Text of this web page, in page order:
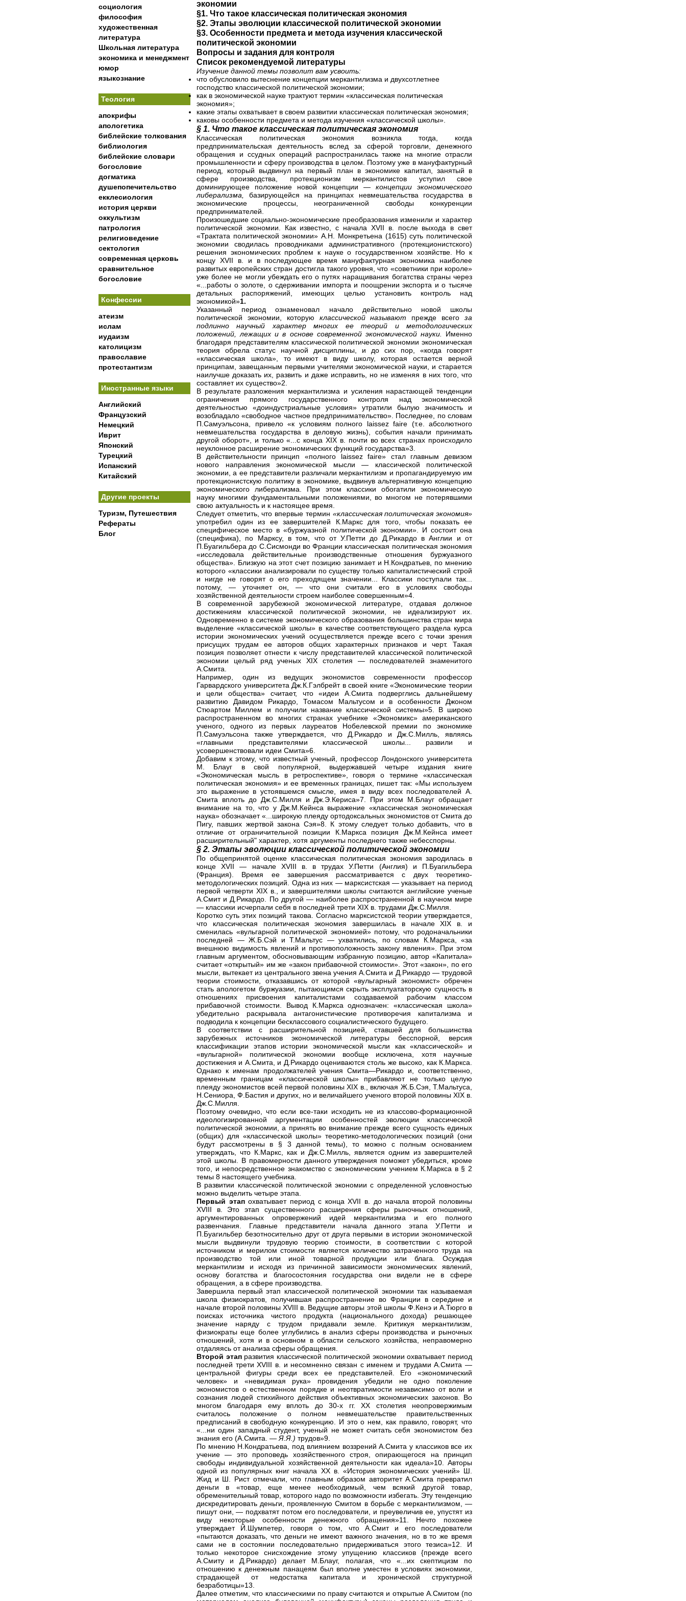
социология
философия
художественная
литература
Школьная литература
экономика и менеджмент
юмор
языкознание
Теология
апокрифы
апологетика
библейские толкования
библиология
библейские словари
богословие
догматика
душепопечительство
екклесиология
история церкви
оккультизм
патрология
религиоведение
сектология
современная церковь
сравнительное
богословие
Конфессии
атеизм
ислам
иудаизм
католицизм
православие
протестантизм
Иностранные языки
Английский
Французский
Немецкий
Иврит
Японский
Турецкий
Испанский
Китайский
Другие проекты
Туризм, Путешествия
Рефераты
Блог
экономии
§1. Что такое классическая политическая экономия
§2. Этапы эволюции классической политической экономии
§3. Особенности предмета и метода изучения классической
политической экономии
Вопросы и задания для контроля
Список рекомендуемой литературы
Изучение данной темы позволит вам усвоить:
что обусловило вытеснение концепции меркантилизма и двухсотлетнее
господство классической политической экономии;
как в экономической науке трактуют термин «классическая политическая
экономия»;
какие этапы охватывает в своем развитии классическая политическая экономия;
каковы особенности предмета и метода изучения «классической школы».
§ 1. Что такое классическая политическая экономия
Классическая политическая экономия возникла тогда, когда
предпринимательская деятельность вслед за сферой торговли, денежного
обращения и ссудных операций распространилась также на многие отрасли
промышленности и сферу производства в целом. Поэтому уже в мануфактурный
период, который выдвинул на первый план в экономике капитал, занятый в
сфере производства, протекционизм меркантилистов уступил свое
доминирующее положение новой концепции — концепции экономического
либерализма, базирующейся на принципах невмешательства государства в
экономические процессы, неограниченной свободы конкуренции
предпринимателей.
Произошедшие социально-экономические преобразования изменили и характер
политической экономии. Как известно, с начала XVII в. после выхода в свет
«Трактата политической экономии» А.Н. Монкретьена (1615) суть политической
экономии сводилась проводниками административного (протекционистского)
решения экономических проблем к науке о государственном хозяйстве. Но к
концу XVII в. и в последующее время мануфактурная экономика наиболее
развитых европейских стран достигла такого уровня, что «советники при короле»
уже более не могли убеждать его о путях наращивания богатства страны через
«...работы о золоте, о сдерживании импорта и поощрении экспорта и о тысяче
детальных распоряжений, имеющих целью установить контроль над
экономикой»1.
Указанный период ознаменовал начало действительно новой школы
политической экономии, которую классической называют прежде всегоза
подлинно научный характер многих ее теорий и методологических
положений, лежащих и в основе современной экономической науки. Именно
благодаря представителям классической политической экономии экономическая
теория обрела статус научной дисциплины, и до сих пор, «когда говорят
«классическая школа», то имеют в виду школу, которая остается верной
принципам, завещанным первыми учителями экономической науки, и старается
наилучше доказать их, развить и даже исправить, но не изменяя в них того, что
составляет их существо»2.
В результате разложения меркантилизма и усиления нарастающей тенденции
ограничения прямого государственного контроля над экономической
деятельностью «доиндустриальные условия» утратили былую значимость и
возобладало «свободное частное предпринимательство». Последнее, по словам
П.Самуэльсона, привело «к условиям полного laissez faire (т.е. абсолютного
невмешательства государства в деловую жизнь), события начали принимать
другой оборот», и только «...с конца XIX в. почти во всех странах происходило
неуклонное расширение экономических функций государства»3.
В действительности принцип «полного laissez faire» стал главным девизом
нового направления экономической мысли — классической политической
экономии, а ее представители различали меркантилизм и пропагандируемую им
протекционистскую политику в экономике, выдвинув альтернативную концепцию
экономического либерализма. При этом классики обогатили экономическую
науку многими фундаментальными положениями, во многом не потерявшими
свою актуальность и к настоящее время.
Следует отметить, что впервые термин «классическая политическая экономия»
употребил один из ее завершителей К.Маркс для того, чтобы показать ее
специфическое место в «буржуазной политической экономии». И состоит она
(специфика), по Марксу, в том, что от У.Петти до Д.Рикардо в Англии и от
П.Буагильбера до С.Сисмонди во Франции классическая политическая экономия
«исследовала действительные производственные отношения буржуазного
общества». Близкую на этот счет позицию занимает и Н.Кондратьев, по мнению
которого «классики анализировали по существу только капиталистический строй
и нигде не говорят о его преходящем значении... Классики поступали так...
потому, — уточняет он, — что они считали его в условиях свободы
хозяйственной деятельности строем наиболее совершенным»4.
В современной зарубежной экономической литературе, отдавая должное
достижениям классической политической экономии, не идеализируют их.
Одновременно в системе экономического образования большинства стран мира
выделение «классической школы» в качестве соответствующего раздела курса
истории экономических учений осуществляется прежде всего с точки зрения
присущих трудам ее авторов общих характерных признаков и черт. Такая
позиция позволяет отнести к числу представителей классической политической
экономии целый ряд ученых XIX столетия — последователей знаменитого
А.Смита.
Например, один из ведущих экономистов современности профессор
Гарвардского университета Дж.К.Гэлбрейт в своей книге «Экономические теории
и цели общества» считает, что «идеи А.Смита подверглись дальнейшему
развитию Давидом Рикардо, Томасом Мальтусом и в особенности Джоном
Стюартом Миллем и получили название классической системы»5. В широко
распространенном во многих странах учебнике «Экономикс» американского
ученого, одного из первых лауреатов Нобелевской премии по экономике
П.Самуэльсона также утверждается, что Д.Рикардо и Дж.С.Милль, являясь
«главными представителями классической школы... развили и
усовершенствовали идеи Смита»6.
Добавим к этому, что известный ученый, профессор Лондонского университета
М. Блауг в свой популярной, выдержавшей четыре издания книге
«Экономическая мысль в ретроспективе», говоря о термине «классическая
политическая экономия» и ее временных границах, пишет так: «Мы используем
это выражение в устоявшемся смысле, имея в виду всех последователей А.
Смита вплоть до Дж.С.Милля и Дж.Э.Кериса»7. При этом М.Блауг обращает
внимание на то, что у Дж.М.Кейнса выражение «классическая экономическая
наука» обозначает «...широкую плеяду ортодоксальных экономистов от Смита до
Пигу, павших жертвой закона Сэя»8. К этому следует только добавить, что в
отличие от ограничительной позиции К.Маркса позиция Дж.М.Кейнса имеет
расширительный" характер, хотя аргументы последнего также небесспорны.
§ 2. Этапы эволюции классической политической экономии
По общепринятой оценке классическая политическая экономия зародилась в
конце XVII — начале XVIII в. в трудах У.Петти (Англия) и П.Буагильбера
(Франция). Время ее завершения рассматривается с двух теоретико-
методологических позиций. Одна из них — марксистская — указывает на период
первой четверти XIX в., и завершителями школы считаются английские ученые
А.Смит и Д.Рикардо. По другой — наиболее распространенной в научном мире
— классики исчерпали себя в последней трети XIX в. трудами Дж.С.Милля.
Коротко суть этих позиций такова. Согласно марксистской теории утверждается,
что классическая политическая экономия завершилась в начале XIX в. и
сменилась «вульгарной политической экономией» потому, что родоначальники
последней — Ж.Б.Сэй и Т.Мальтус — ухватились, по словам К.Маркса, «за
внешнюю видимость явлений и противоположность закону явления». При этом
главным аргументом, обосновывающим избранную позицию, автор «Капитала»
считает «открытый» им же «закон прибавочной стоимости». Этот «закон», по его
мысли, вытекает из центрального звена учения А.Смита и Д.Рикардо — трудовой
теории стоимости, отказавшись от которой «вульгарный экономист» обречен
стать апологетом буржуазии, пытающимся скрыть эксплуататорскую сущность в
отношениях присвоения капиталистами создаваемой рабочим классом
прибавочной стоимости. Вывод К.Маркса однозначен: «классическая школа»
убедительно раскрывала антагонистические противоречия капитализма и
подводила к концепции бесклассового социалистического будущего.
В соответствии с расширительной позицией, ставшей для большинства
зарубежных источников экономической литературы бесспорной, версия
классификации этапов истории экономической мысли как «классической» и
«вульгарной» политической экономии вообще исключена, хотя научные
достижения и А.Смита, и Д.Рикардо оцениваются столь же высоко, как К.Маркса.
Однако к именам продолжателей учения Смита—Рикардо и, соответственно,
временным границам «классической школы» прибавляют не только целую
плеяду экономистов всей первой половины XIX в., включая Ж.Б.Сэя, Т.Мальтуса,
Н.Сениора, Ф.Бастия и других, но и величайшего ученого второй половины XIX в.
Дж.С.Милля.
Поэтому очевидно, что если все-таки исходить не из классово-формационной
идеологизированной аргументации особенностей эволюции классической
политической экономии, а принять во внимание прежде всего сущность единых
(общих) для «классической школы» теоретико-методологических позиций (они
будут рассмотрены в § 3 данной темы), то можно с полным основанием
утверждать, что К.Маркс, как и Дж.С.Милль, является одним из завершителей
этой школы. В правомерности данного утверждения поможет убедиться, кроме
того, и непосредственное знакомство с экономическим учением К.Маркса в § 2
темы 8 настоящего учебника.
В развитии классической политической экономии с определенной условностью
можно выделить четыре этапа.
Первый этапохватывает период с конца XVII в. до начала второй половины
XVIII в. Это этап существенного расширения сферы рыночных отношений,
аргументированных опровержений идей меркантилизма и его полного
развенчания. Главные представители начала данного этапа У.Петти и
П.Буагильбер безотносительно друг от друга первыми в истории экономической
мысли выдвинули трудовую теорию стоимости, в соответствии с которой
источником и мерилом стоимости является количество затраченного труда на
производство той или иной товарной продукции или блага. Осуждая
меркантилизм и исходя из причинной зависимости экономических явлений,
основу богатства и благосостояния государства они видели не в сфере
обращения, а в сфере производства.
Завершила первый этап классической политической экономии так называемая
школа физиократов, получившая распространение во Франции в середине и
начале второй половины XVIII в. Ведущие авторы этой школы Ф.Кенэ и А.Тюрго в
поисках источника чистого продукта (национального дохода) решающее
значение наряду с трудом придавали земле. Критикуя меркантилизм,
физиократы еще более углубились в анализ сферы производства и рыночных
отношений, хотя и в основном в области сельского хозяйства, неправомерно
отдаляясь от анализа сферы обращения.
Второй этап развития классической политической экономии охватывает период
последней трети XVIII в. и несомненно связан с именем и трудами А.Смита —
центральной фигуры среди всех ее представителей. Его «экономический
человек» и «невидимая рука» провидения убедили не одно поколение
экономистов о естественном порядке и неотвратимости независимо от воли и
сознания людей стихийного действия объективных экономических законов. Во
многом благодаря ему вплоть до 30-х гг. XX столетия неопровержимым
считалось положение о полном невмешательстве правительственных
предписаний в свободную конкуренцию. И это о нем, как правило, говорят, что
«...ни один западный студент, ученый не может считать себя экономистом без
знания его (А.Смита. — Я.Я.) трудов»9.
По мнению Н.Кондратьева, под влиянием воззрений А.Смита у классиков все их
учение — это проповедь хозяйственного строя, опирающегося на принцип
свободы индивидуальной хозяйственной деятельности как идеала»10. Авторы
одной из популярных книг начала XX в. «История экономических учений» Ш.
Жид и Ш. Рист отмечали, что главным образом авторитет А.Смита превратил
деньги в «товар, еще менее необходимый, чем всякий другой товар,
обременительный товар, которого надо по возможности избегать. Эту тенденцию
дискредитировать деньги, проявленную Смитом в борьбе с меркантилизмом, —
пишут они, — подхватят потом его последователи, и преувеличив ее, упустят из
виду некоторые особенности денежного обращения»11. Нечто похожее
утверждает Й.Шумпетер, говоря о том, что А.Смит и его последователи
«пытаются доказать, что деньги не имеют важного значения, но в то же время
сами не в состоянии последовательно придерживаться этого тезиса»12. И
только некоторое снисхождение этому упущению классиков {прежде всего
А.Смиту и Д.Рикардо) делает М.Блауг, полагая, что «...их скептицизм по
отношению к денежным панацеям был вполне уместен в условиях экономики,
страдающей от недостатка капитала и хронической структурной
безработицы»13.
Далее отметим, что классическими по праву считаются и открытые А.Смитом (по